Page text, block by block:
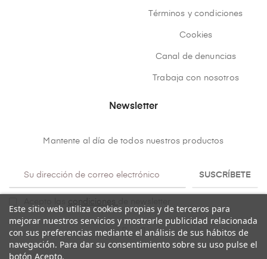
Términos y condiciones
Cookies
Canal de denuncias
Trabaja con nosotros
Newsletter
Mantente al día de todos nuestros productos
SUSCRÍBETE
condiciones
Este sitio web utiliza cookies propias y de terceros para
mejorar nuestros servicios y mostrarle publicidad relacionada
con sus preferencias mediante el análisis de sus hábitos de
navegación. Para dar su consentimiento sobre su uso pulse el
botón Acepto.